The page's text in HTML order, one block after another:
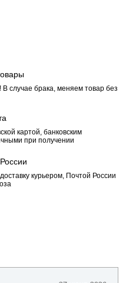
В случае брака, меняем товар без
картой, банковским
при получении
курьером, Почтой России